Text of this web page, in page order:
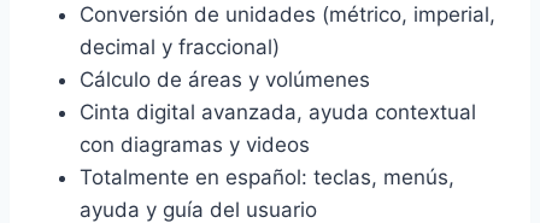
Conversión de unidades (métrico, imperial,
decimal y fraccional)
Cálculo de áreas y volúmenes
Cinta digital avanzada, ayuda contextual
con diagramas y videos
Totalmente en español: teclas, menús,
ayuda y guía del usuario